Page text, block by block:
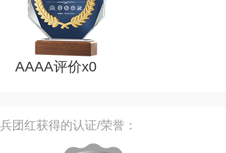
AAAA评价x0
兵团红获得的认证/荣誉：